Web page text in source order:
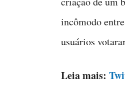
incômodo
usuários
Leia mais: